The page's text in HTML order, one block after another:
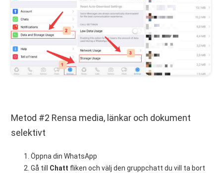
Metod #2 Rensa media, länkar och dokument
selektivt
Öppna din WhatsApp
Gå till Chatt fliken och välj den gruppchatt du vill ta bort